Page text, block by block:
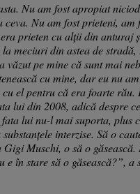
Nu am fost apropiat
ceva. Nu am fost prieteni, am
prieten cu alții din anturaj
la meciuri din astea de
văzut pe mine că sunt mai
cu mine, dar eu nu
cu el pentru că era foarte rău.
lui din 2008, adică despre
lui nu-l mai suporta, plus
interzise. Să o
Gigi Muschi, o să o
e în stare să o găsească?”, a